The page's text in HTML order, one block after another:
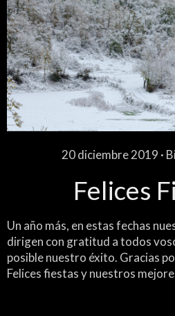
20 diciembre 2019 ·
Felices
Un año más, en estas fechas
dirigen con gratitud a todos
posible nuestro éxito. Gracias
Felices fiestas y nuestros